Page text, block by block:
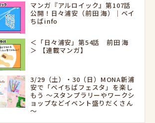
マンガ『アルロイック』第107話
公開！日々浦安（前田 海）｜ベイ
ちばinfo
＜「日々浦安」第54話 前田 海
＞ 【連載マンガ】
3/29（土）・30（日）MONA新浦
安で「ベイちばフェスタ」を楽し
もう ～スタンプラリーやワークシ
ョップなどイベント盛りだくさん
～